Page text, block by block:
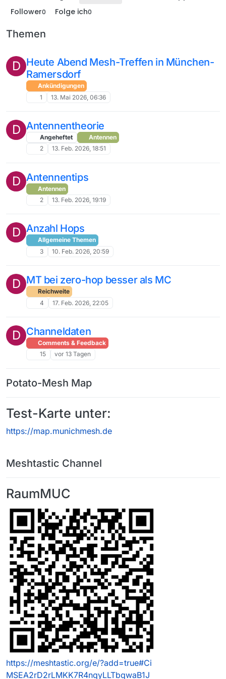
Follower0 Folge ich0
Themen
D Heute Abend Mesh-Treffen in München-
Ramersdorf
Ankündigungen
1
13. Mai 2026, 06:36
D Antennentheorie
Angeheftet
Antennen
2
13. Feb. 2026, 18:51
D Antennentips
Antennen
2
13. Feb. 2026, 19:19
D Anzahl Hops
Allgemeine Themen
3
10. Feb. 2026, 20:59
D MT bei zero-hop besser als MC
Reichweite
4
17. Feb. 2026, 22:05
D Channeldaten
Comments & Feedback
15
vor 13 Tagen
Potato-Mesh Map
Test-Karte unter:
https://map.munichmesh.de
Meshtastic Channel
RaumMUC
https://meshtastic.org/e/?add=true#Ci
MSEA2rD2rLMKK7R4nqyLLTbqwaB1J